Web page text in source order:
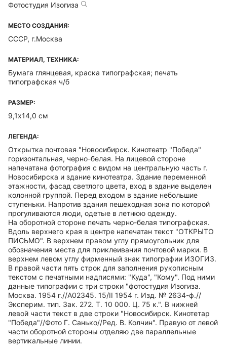
Фотостудия Изогиза
МЕСТО СОЗДАНИЯ:
СССР, г.Москва
МАТЕРИАЛ, ТЕХНИКА:
Бумага глянцевая, краска типографская; печать
типографская ч/б
РАЗМЕР:
9,1х14,0 см
ЛЕГЕНДА:
Открытка почтовая "Новосибирск. Кинотеатр "Победа"
горизонтальная, черно-белая. На лицевой стороне
напечатана фотография с видом на центральную часть г.
Новосибирска и здание кинотеатра. Здание переменной
этажности, фасад светлого цвета, вход в здание выделен
колонной группой. Перед входом в здание небольшие
ступеньки. Напротив здания пешеходная зона по которой
прогуливаются люди, одетые в летнюю одежду.
На оборотной стороне печать черно-белая типографская.
Вдоль верхнего края в центре напечатан текст "ОТКРЫТО
ПИСЬМО". В верхнем правом углу прямоугольник для
обозначения места для приклеивания почтовой марки. В
верхнем левом углу фирменный знак типографии ИЗОГИЗ.
В правой части пять строк для заполнения рукописным
текстом с печатными надписями: "Куда", "Кому". Под ними
данные типографии с три строки "фотостудия Изогиза.
Москва. 1954 г.//А02345. 15/II 1954 г. Изд. № 2634-ф.//
Эксперим. тип. Зак. 272. Т. 10 000. Ц. 75 к.". В нижней
левой части текст в две строки "Новосибирск. Кинотетар
"Победа"//Фото Г. Санько//Ред. В. Колчин". Правую от левой
части оборотной стороны отделяю две параллельные
вертикальные линии.